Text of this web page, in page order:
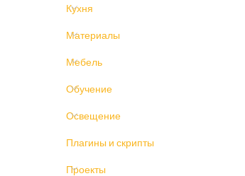
Кухня
Материалы
Мебель
Обучение
Освещение
Плагины и скрипты
Проекты